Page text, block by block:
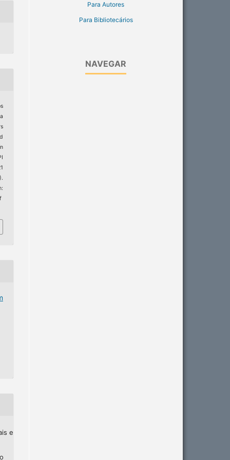
e
Para Autores
Para Bibliotecários
NAVEGAR